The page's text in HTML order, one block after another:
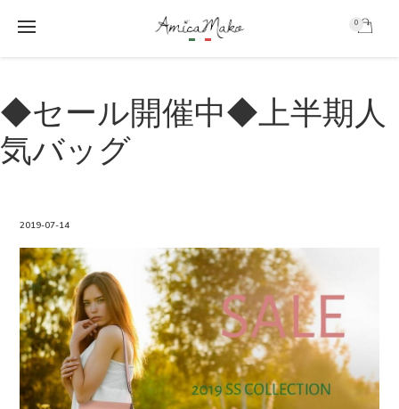
p
t
o
p
t
o
AmicaMako
0
◆セール開催中◆上半期人
気バッグ
2019-07-14